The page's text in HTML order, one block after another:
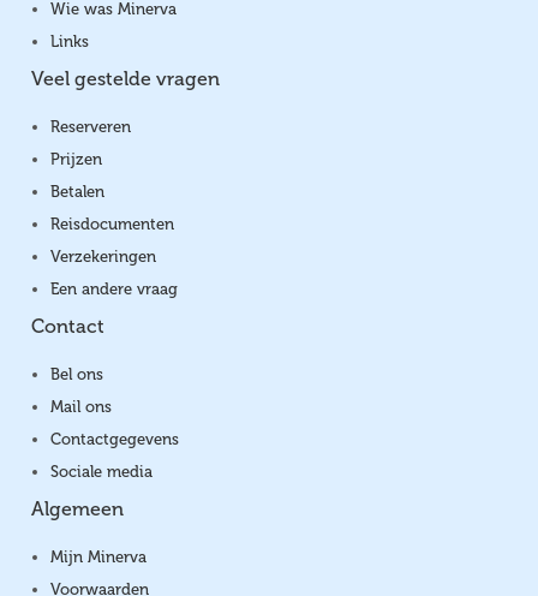
Wie was Minerva
Links
Veel gestelde vragen
Reserveren
Prijzen
Betalen
Reisdocumenten
Verzekeringen
Een andere vraag
Contact
Bel ons
Mail ons
Contactgegevens
Sociale media
Algemeen
Mijn Minerva
Voorwaarden